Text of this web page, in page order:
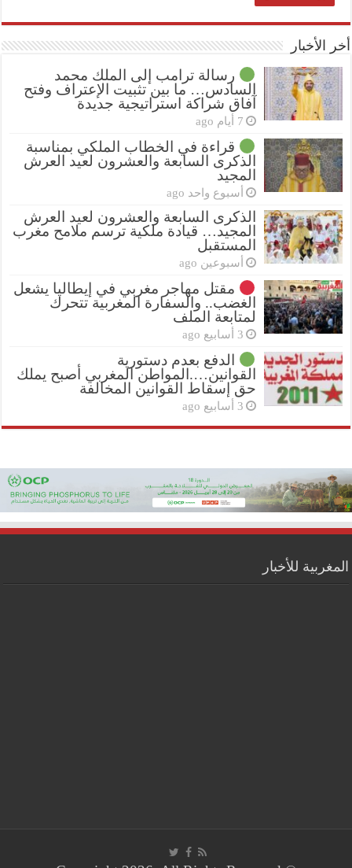
أخر الأخبار
رسالة ترامب إلى الملك محمد
السادس… ما بين تثبيت الإعتراف وفتح
آفاق شراكة استراتيجية جديدة
7 أيام ago
قراءة في الخطاب الملكي بمناسبة
الذكرى السابعة والعشرون لعيد العرش
المجيد
أسبوع واحد ago
الذكرى السابعة والعشرون لعيد العرش
المجيد… قيادة ملكية ترسم ملامح مغرب
المستقبل
أسبوعين ago
مقتل مهاجر مغربي في إيطاليا يشعل
الغضب.. والسفارة المغربية تتحرك
لمتابعة الملف
3 أسابيع ago
الدفع بعدم دستورية
القوانين….المواطن المغربي أصبح يملك
حق إسقاط القوانين المخالفة
3 أسابيع ago
المغربية للأخبار